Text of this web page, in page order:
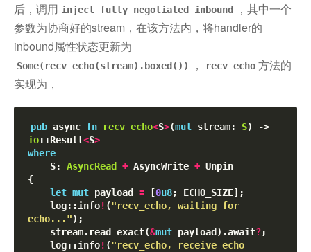
后，调用 inject_fully_negotiated_inbound
，其中一个
参数为协商好的stream，在该方法内，将handler的
inbound属性状态更新为
Some(recv_echo(stream).boxed()) ， recv_echo 方法的
实现为，
pub async fn recv_echo<S>(mut stream: S
io::Result<S>
where
    S:
AsyncRead + AsyncWrite + Unpin
{
let mut payload = [0u8; ECHO_SIZE];
    log::info
! ("recv_echo, waiting for
echo...");
    stream.read_exact(
&mut payload).await?;
    log::info
! ("recv_echo, receive echo